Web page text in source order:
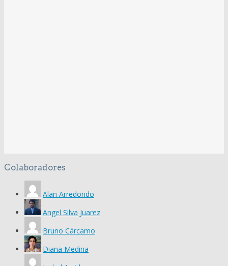
Colaboradores
Alan Arredondo
Angel Silva Juarez
Bruno Cárcamo
Diana Medina